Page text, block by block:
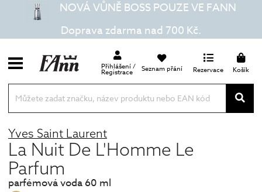
NOVÁ VŮNĚ BOSS POUZE VE FANN
Doprava zdarma nad 700 Kč.
Přihlášení /
Registrace Seznam přání Rezervace Košík
Yves Saint Laurent
La Nuit De L'Homme Le
Parfum
parfémová voda 60 ml